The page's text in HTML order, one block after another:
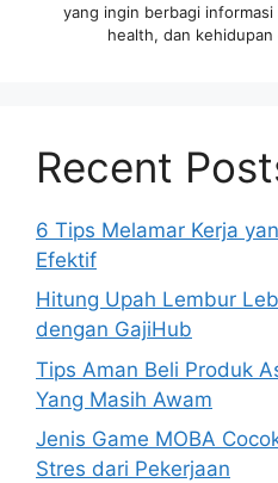
yang ingin berbagi
health, dan
Recent
6 Tips Melamar Kerja
Efektif
Hitung Upah Lembur
dengan GajiHub
Tips Aman Beli Produk
Yang Masih Awam
Jenis Game MOBA
Stres dari Pekerjaan